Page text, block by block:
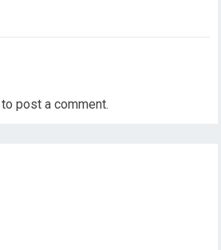
to post a comment.